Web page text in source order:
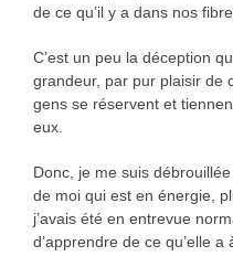
de ce qu’il y a dans nos
C’est un peu la déception
grandeur, par pur plaisir de
gens se réservent et
eux.
Donc, je me suis
de moi qui est en énergie,
j’avais été en entrevue
d’apprendre de ce qu’elle a